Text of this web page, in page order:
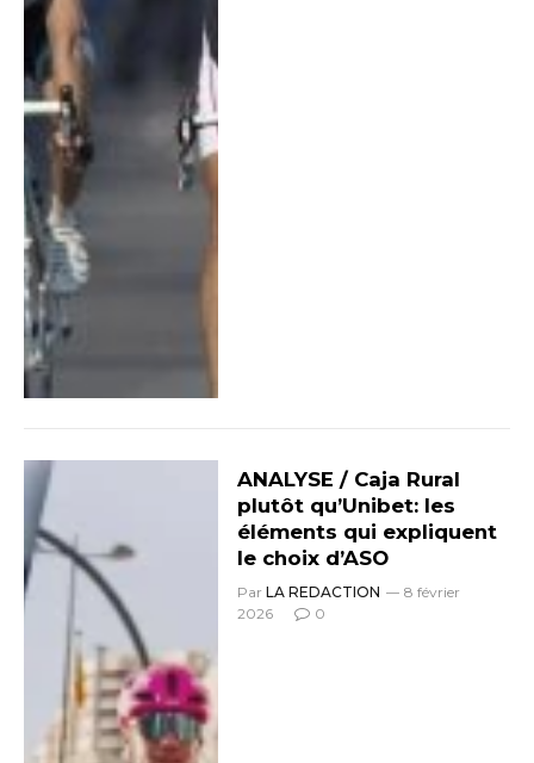
ANALYSE / Caja Rural
plutôt qu’Unibet: les
éléments qui expliquent
le choix d’ASO
Par LA REDACTION
8 février
2026
0